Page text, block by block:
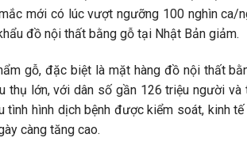
mới có lúc vượt ngưỡng 100 nghìn ca/
đồ nội thất bằng gỗ tại Nhật Bản giảm.
gỗ, đặc biệt là mặt hàng đồ nội thất
lớn, với dân số gần 126 triệu người và
tình hình dịch bệnh được kiểm soát, kinh
càng tăng cao.